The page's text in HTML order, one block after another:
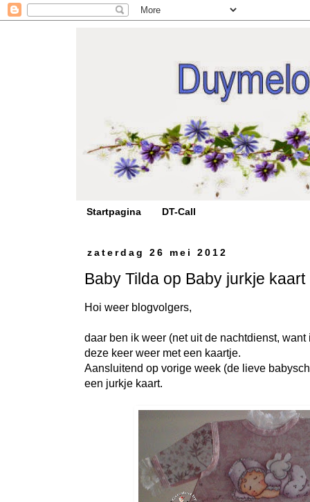
Startpagina DT-Call
zaterdag 26 mei 2012
Baby Tilda op Baby jurkje kaart
Hoi weer blogvolgers,
daar ben ik weer (net uit de nachtdienst,
deze keer weer met een kaartje.
Aansluitend op vorige week (de lieve
een jurkje kaart.